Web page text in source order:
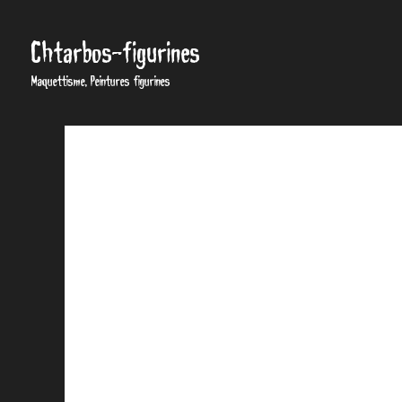
Chtarbos-figurines
Maquettisme, Peintures figurines